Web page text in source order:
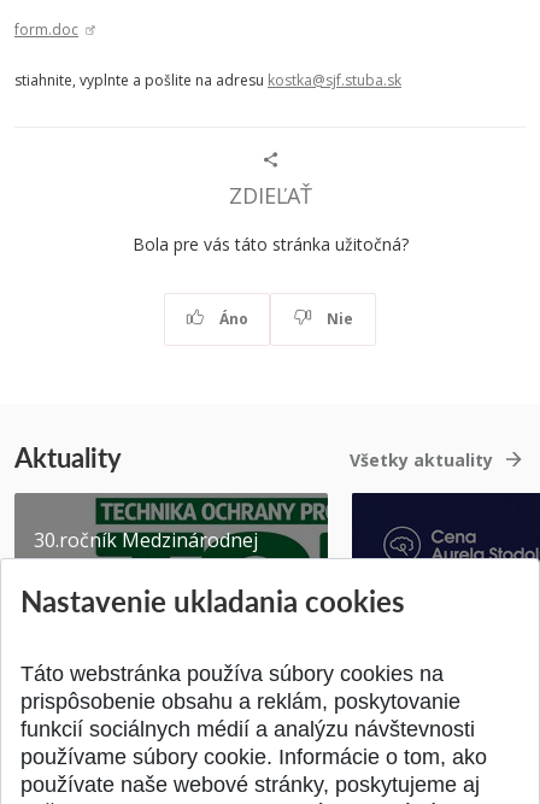
form.doc
stiahnite, vyplnte a pošlite na adresu kostka@sjf.stuba.sk
ZDIEĽAŤ
Bola pre vás táto stránka užitočná?
Áno Nie
Aktuality Všetky aktuality
30.ročník Medzinárodnej
TECHNIKA OCHRANY
Nastavenie ukladania cookies
Táto webstránka používa súbory cookies na
prispôsobenie obsahu a reklám, poskytovanie
funkcií sociálnych médií a analýzu návštevnosti
používame súbory cookie. Informácie o tom, ako
používate naše webové stránky, poskytujeme aj